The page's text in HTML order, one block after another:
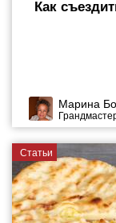
Как
Марина
Статьи